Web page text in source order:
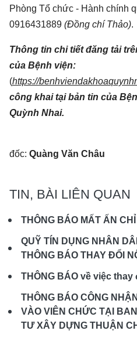
Phòng Tổ chức - Hành chính
0916431889 (Đồng chí Thảo).
Thông tin chi tiết đăng tải
của Bệnh viện:
(https://
công khai tại bản tin của
Quỳnh Nhai.
đốc: Quàng Văn Châu
TIN, BÀI LIÊN QUAN
THÔNG BÁO MẤT ẤN CHỈ
QUỸ TÍN DỤNG NHÂN
THÔNG BÁO THAY ĐỔI
THÔNG BÁO về việc
THÔNG BÁO CÔNG
VÀO VIÊN CHỨC TẠI
TƯ XÂY DỰNG THUẬN